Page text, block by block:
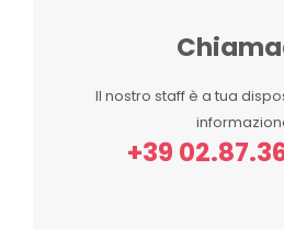
Il nostro staff è a tua
+39